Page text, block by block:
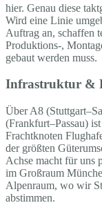
hier. Genau diese
Wird eine Linie
Auftrag an, schaffen
Produktions-,
gebaut werden muss.
Infrastruktur &
Über A8
(Frankfurt–Passau)
Frachtknoten
der größten
Achse macht für uns
im Großraum
Alpenraum, wo wir
abstimmen.